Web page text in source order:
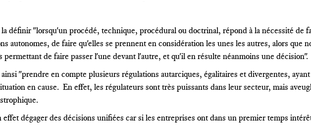
définir "lorsqu'un procédé, technique, procédural ou doctrinal, répond à la nécessité de
autonomes, de faire qu'elles se prennent en considération les unes les autres, alors que
permettant de faire passer l'une devant l'autre, et qu'il en résulte néanmoins une décision".
"prendre en compte plusieurs régulations autarciques, égalitaires et divergentes,
en cause. En effet, les régulateurs sont très puissants dans leur secteur, mais
effet dégager des décisions unifiées car si les entreprises ont dans un premier temps